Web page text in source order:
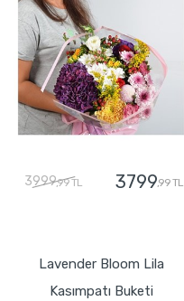
3999,99 TL 3799,99 TL
Lavender Bloom Lila
Kasımpatı Buketi